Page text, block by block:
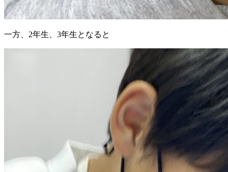
一方、2年生、3年生となると